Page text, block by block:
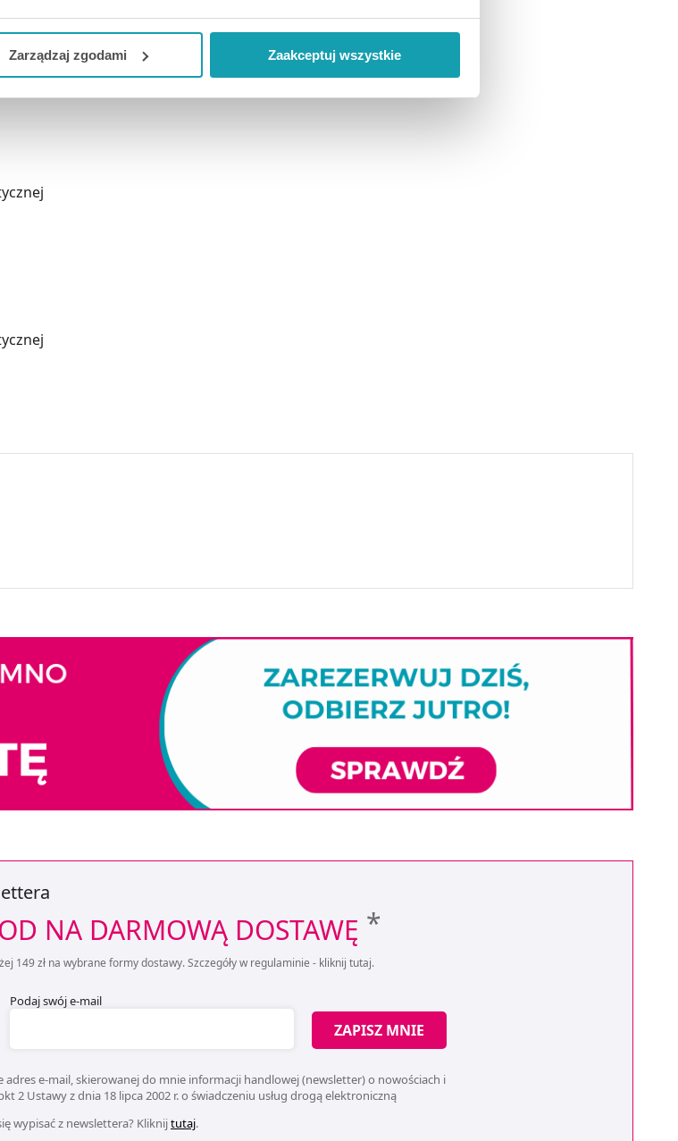
niektóre dodatkowe funkcje, z którymi wiąże się zbieranie danych o
Strony. Będzie się to jednak wiązało z brakiem dostępu do
Zarządzaj zgodami Zaakceptuj wszystkie
dzieci. Chronić od światła i wilgoci.
NA DARMOWĄ DOSTAWĘ *
149 zł na wybrane formy dostawy. Szczegóły w regulaminie - kliknij tutaj.
Podaj swój e-mail
ZAPISZ MNIE
adres e-mail, skierowanej do mnie informacji handlowej (newsletter) o nowościach i
2 Ustawy z dnia 18 lipca 2002 r. o świadczeniu usług drogą elektroniczną
wypisać z newslettera? Kliknijtutaj.